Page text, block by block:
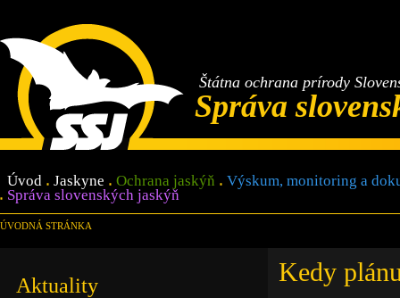
Štátna ochrana prírody
Správa
Úvod Jaskyne Ochrana jaskýň
Výskum, monitoring a
Správa slovenských jaskýň
ÚVODNÁ STRÁNKA
Kedy
Aktuality